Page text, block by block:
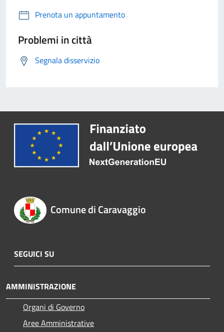
Prenota un appuntamento
Problemi in città
Segnala disservizio
Comune di Caravaggio
SEGUICI SU
AMMINISTRAZIONE
Organi di Governo
Aree Amministrative